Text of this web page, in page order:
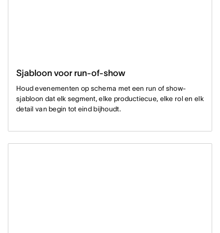
Sjabloon voor run-of-show
Houd evenementen op schema met een run of show-
sjabloon dat elk segment, elke productiecue, elke rol en elk
detail van begin tot eind bijhoudt.